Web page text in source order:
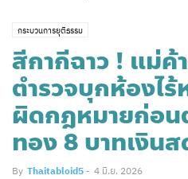
กระบวนการยุติธรรม
สีกากีฉาว ! แม่ค้
ตำรวจบุกห้องไ
ผิดกฎหมายก่อ
ทอง 8 บาทเงิน
By Thaitabloid5 - 4 มิ.ย. 2026